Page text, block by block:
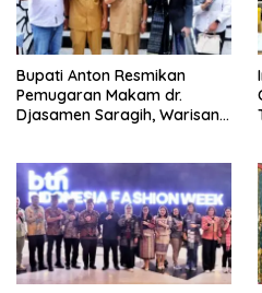
Bupati Anton Resmikan
Pemugaran Makam dr.
Djasamen Saragih, Warisan
Mendatang